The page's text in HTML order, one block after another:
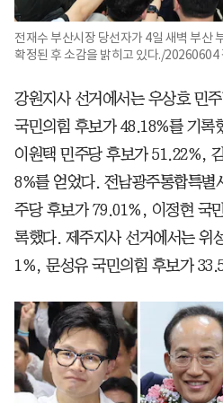
전재수 부산시장 당선자가 4일 새벽 부산
확정된 후 소감을 밝히고 있다./20260604
강원지사 선거에서는 우상호 민
국민의힘 후보가 48.18%를 기록
이원택 민주당 후보가 51.22%,
8%를 얻었다. 전남광주통합특별
주당 후보가 79.01%, 이정현 국
록했다. 제주지사 선거에서는 위
1%, 문성유 국민의힘 후보가